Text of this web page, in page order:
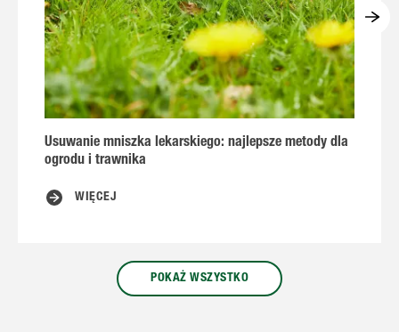
Usuwanie mniszka lekarskiego: najlepsze metody dla
ogrodu i trawnika
WIĘCEJ
POKAŻ WSZYSTKO